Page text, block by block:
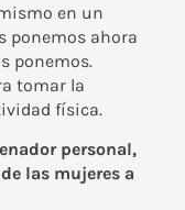
en un
ponemos ahora
ponemos.
tomar la
física.
personal,
las mujeres a